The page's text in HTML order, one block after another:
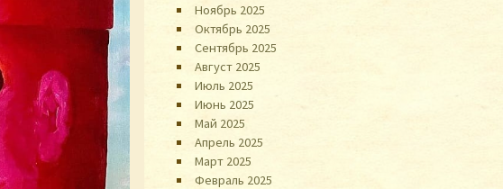
Ноябрь 2025
Октябрь 2025
Сентябрь 2025
Август 2025
Июль 2025
Июнь 2025
Май 2025
Апрель 2025
Март 2025
Февраль 2025